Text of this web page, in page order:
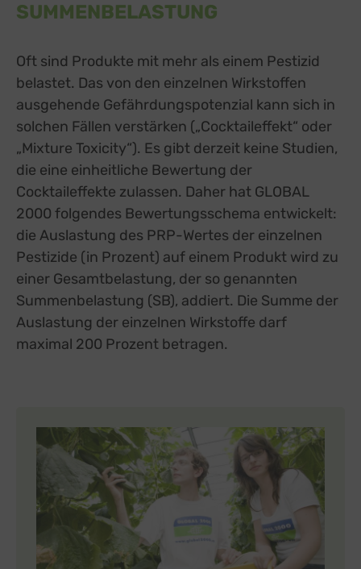
SUMMENBELASTUNG
Oft sind Produkte mit mehr als einem Pestizid
belastet. Das von den einzelnen Wirkstoffen
ausgehende Gefährdungspotenzial kann sich in
solchen Fällen verstärken („Cocktaileffekt“ oder
„Mixture Toxicity“). Es gibt derzeit keine Studien,
die eine einheitliche Bewertung der
Cocktaileffekte zulassen. Daher hat GLOBAL
2000 folgendes Bewertungsschema entwickelt:
die Auslastung des PRP-Wertes der einzelnen
Pestizide (in Prozent) auf einem Produkt wird zu
einer Gesamtbelastung, der so genannten
Summenbelastung (SB), addiert. Die Summe der
Auslastung der einzelnen Wirkstoffe darf
maximal 200 Prozent betragen.